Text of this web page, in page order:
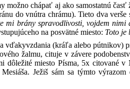
možno chápať aj ako samostatnú
do vnútra chrámu). Tieto dva
mi brány spravodlivosti, vojdem nimi
na posvätné miesto: Toto je
vďakyvzdania (kráľa alebo pútnikov)
žalmu, cituje v závere
miesto Písma, 5x citované v
Ježiš sám sa týmto